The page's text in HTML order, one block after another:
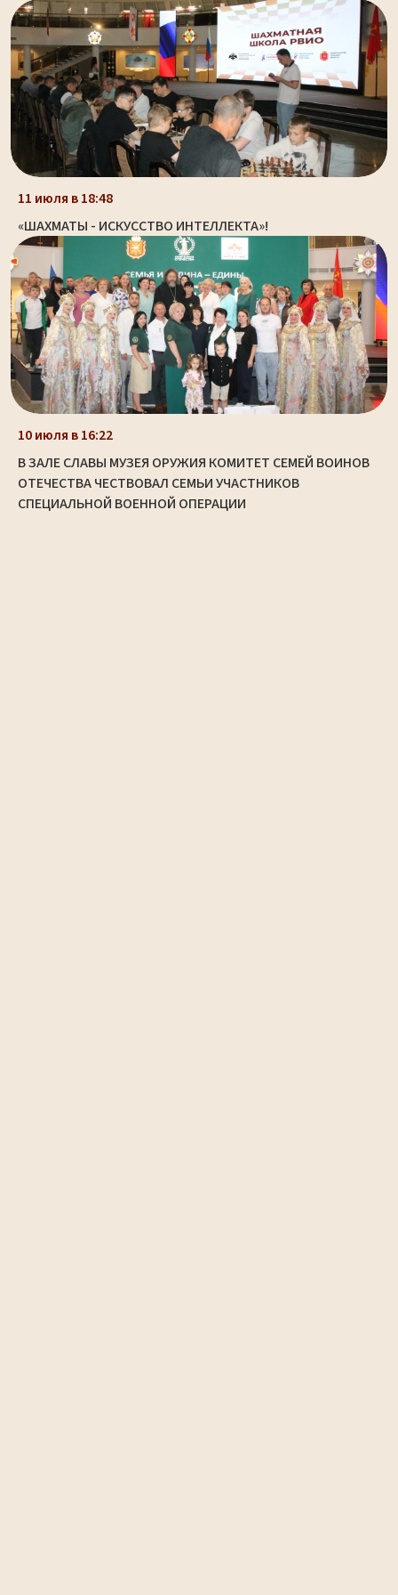
11 июля в 18:48
«ШАХМАТЫ - ИСКУССТВО ИНТЕЛЛЕКТА»!
10 июля в 16:22
В ЗАЛЕ СЛАВЫ МУЗЕЯ ОРУЖИЯ КОМИТЕТ СЕМЕЙ ВОИНОВ
ОТЕЧЕСТВА ЧЕСТВОВАЛ СЕМЬИ УЧАСТНИКОВ
СПЕЦИАЛЬНОЙ ВОЕННОЙ ОПЕРАЦИИ